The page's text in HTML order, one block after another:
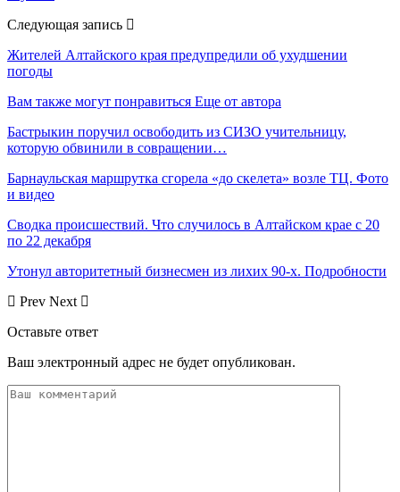
Следующая запись
Жителей Алтайского края предупредили об ухудшении
погоды
Вам также могут понравиться Еще от автора
Бастрыкин поручил освободить из СИЗО учительницу,
которую обвинили в совращении…
Барнаульская маршрутка сгорела «до скелета» возле ТЦ. Фото
и видео
Сводка происшествий. Что случилось в Алтайском крае с 20
по 22 декабря
Утонул авторитетный бизнесмен из лихих 90-х. Подробности
Prev Next
Оставьте ответ
Ваш электронный адрес не будет опубликован.